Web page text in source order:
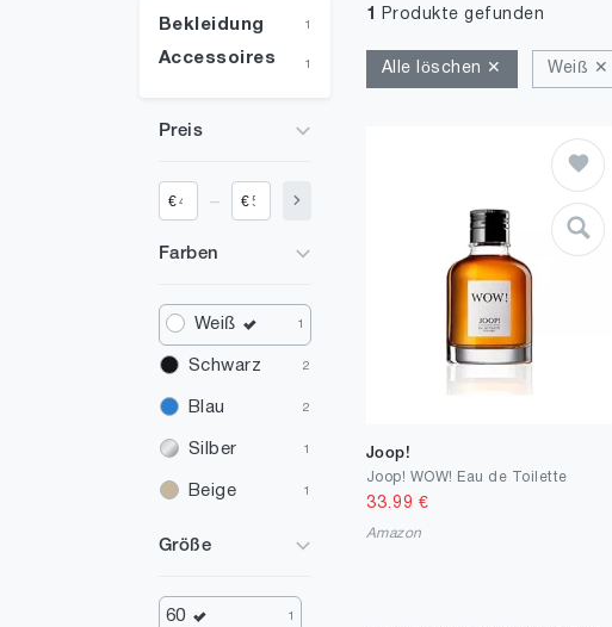
Bekleidung 1
Accessoires 1
Preis
€ €
Farben
Weiß 1
Schwarz 2
Blau 2
Silber 1
Beige 1
Größe
60 1
1 Produkte gefunden
Alle löschen ✕ Weiß ✕
Joop!
Joop! WOW! Eau de Toilette
33.99 €
Amazon